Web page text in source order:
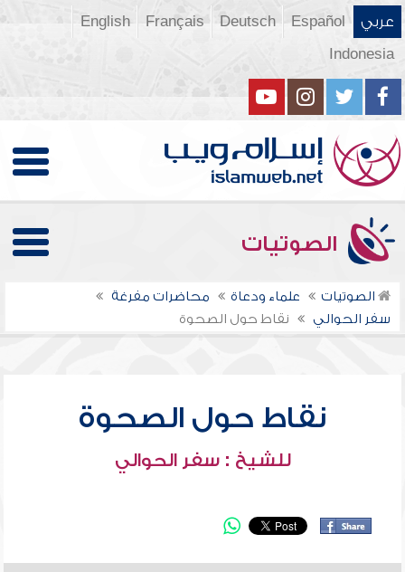
عربي Español
Deutsch
Français
English
Indonesia
الصوتيات
الصوتيات علماء ودعاة
محاضرات مفرغة
سفر الحوالي
نقاط حول الصحوة
نقاط حول الصحوة
للشيخ : سفر الحوالي